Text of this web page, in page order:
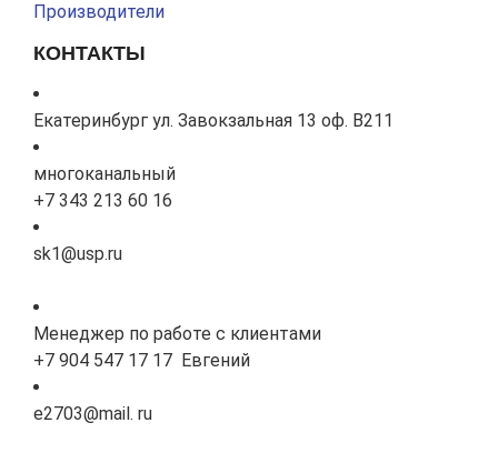
Производители
КОНТАКТЫ
Екатеринбург ул. Завокзальная 13 оф. В211
многоканальный
+7 343 213 60 16
sk1@usp.ru
Менеджер по работе с клиентами
+7 904 547 17 17 Евгений
e2703@mail. ru